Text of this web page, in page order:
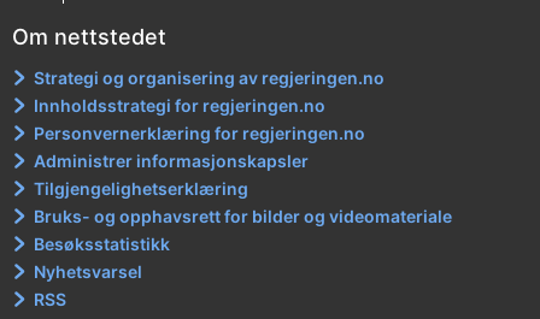
Om nettstedet
Strategi og organisering av regjeringen.no
Innholdsstrategi for regjeringen.no
Personvernerklæring for regjeringen.no
Administrer informasjonskapsler
Tilgjengelighetserklæring
Bruks- og opphavsrett for bilder og videomateriale
Besøksstatistikk
Nyhetsvarsel
RSS